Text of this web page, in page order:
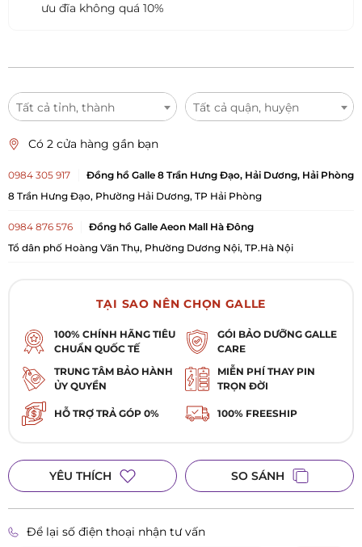
ưu đĩa không quá 10%
Tất cả tỉnh, thành Tất cả quận, huyện
Có 2 cửa hàng gần bạn
0984 305 917
Đồng hồ Galle 8 Trần Hưng Đạo, Hải Dương, Hải Phòng
8 Trần Hưng Đạo, Phường Hải Dương, TP Hải Phòng
0984 876 576
Đồng hồ Galle Aeon Mall Hà Đông
Tổ dân phố Hoàng Văn Thụ, Phường Dương Nội, TP.Hà Nội
TẠI SAO NÊN CHỌN GALLE
100% CHÍNH HÃNG TIÊU
CHUẨN QUỐC TẾ
GÓI BẢO DƯỠNG GALLE
CARE
TRUNG TÂM BẢO HÀNH
ỦY QUYỀN
MIỄN PHÍ THAY PIN
TRỌN ĐỜI
HỖ TRỢ TRẢ GÓP 0% 100% FREESHIP
YÊU THÍCH SO SÁNH
Để lại số điện thoại nhận tư vấn